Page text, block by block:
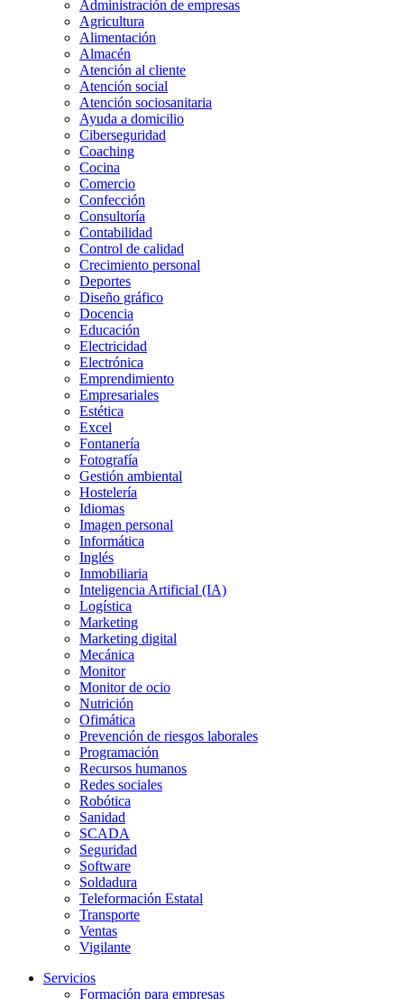
Administración de empresas
Agricultura
Alimentación
Almacén
Atención al cliente
Atención social
Atención sociosanitaria
Ayuda a domicilio
Ciberseguridad
Coaching
Cocina
Comercio
Confección
Consultoría
Contabilidad
Control de calidad
Crecimiento personal
Deportes
Diseño gráfico
Docencia
Educación
Electricidad
Electrónica
Emprendimiento
Empresariales
Estética
Excel
Fontanería
Fotografía
Gestión ambiental
Hostelería
Idiomas
Imagen personal
Informática
Inglés
Inmobiliaria
Inteligencia Artificial (IA)
Logística
Marketing
Marketing digital
Mecánica
Monitor
Monitor de ocio
Nutrición
Ofimática
Prevención de riesgos laborales
Programación
Recursos humanos
Redes sociales
Robótica
Sanidad
SCADA
Seguridad
Software
Soldadura
Teleformación Estatal
Transporte
Ventas
Vigilante
Servicios
Formación para empresas